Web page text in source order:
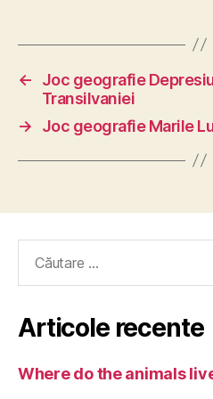
←
Joc geografie
Transilvaniei
→
Joc geografie Marile
după:
Articole recente
Where do the animals